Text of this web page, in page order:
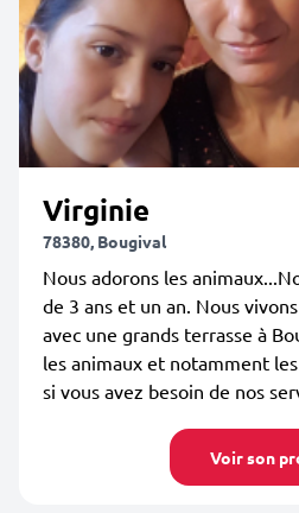
Virginie
78380, Bougival
Nous adorons les
de 3 ans et un an. Nous
avec une grands terrasse à
les animaux et notamment
si vous avez besoin de nos
Voir son